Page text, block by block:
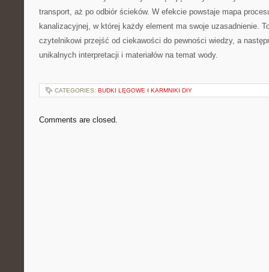
transport, aż po odbiór ścieków. W efekcie powstaje mapa
kanalizacyjnej, w której każdy element ma swoje uzasadnienie.
czytelnikowi przejść od ciekawości do pewności wiedzy, a
unikalnych interpretacji i materiałów na temat wody.
CATEGORIES: BUDKI LĘGOWE I KARMNIKI DIY
Comments are closed.